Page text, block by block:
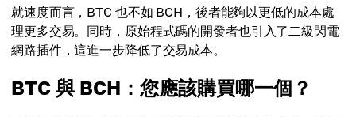
就速度而言，BTC 也不如 BCH，後者能夠以更低的成本處
理更多交易。同時，原始程式碼的開發者也引入了二級閃電
網路插件，這進一步降低了交易成本。
BTC 與 BCH：您應該購買哪一個？